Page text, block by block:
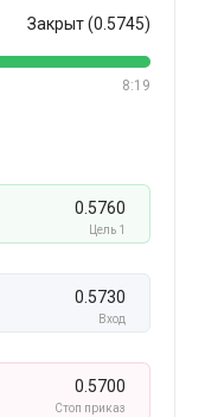
Закрыт (0.5745)
8:19
0.5760
Цель 1
0.5730
Вход
0.5700
Стоп приказ